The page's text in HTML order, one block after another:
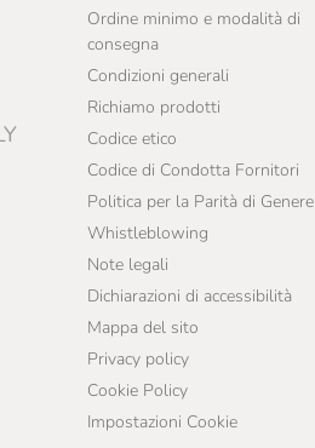
Ordine minimo e modalità di
consegna
Condizioni generali
Richiamo prodotti
Codice etico
Codice di Condotta Fornitori
Politica per la Parità di Genere
Whistleblowing
Note legali
Dichiarazioni di accessibilità
Mappa del sito
Privacy policy
Cookie Policy
Impostazioni Cookie